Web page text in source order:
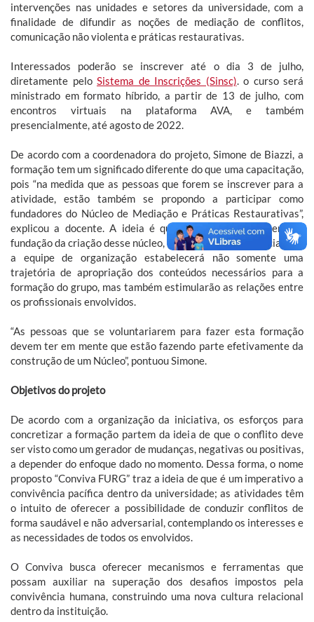
intervenções nas unidades e setores da universidade, com a
finalidade de difundir as noções de mediação de conflitos,
comunicação não violenta e práticas restaurativas.
Interessados poderão se inscrever até o dia 3 de julho,
diretamente pelo Sistema de Inscrições (Sinsc). o curso será
ministrado em formato híbrido, a partir de 13 de julho, com
encontros virtuais na plataforma AVA, e também
presencialmente, até agosto de 2022.
De acordo com a coordenadora do projeto, Simone de Biazzi, a
formação tem um significado diferente do que uma capacitação,
pois “na medida que as pessoas que forem se inscrever para a
atividade, estão também se propondo a participar como
fundadores do Núcleo de Mediação e Práticas Restaurativas”,
explicou a docente. A ideia é que a formação represente a
fundação da criação desse núcleo, uma vez que, com a iniciativa ,
a equipe de organização estabelecerá não somente uma
trajetória de apropriação dos conteúdos necessários para a
formação do grupo, mas também estimularão as relações entre
os profissionais envolvidos.
“As pessoas que se voluntariarem para fazer esta formação
devem ter em mente que estão fazendo parte efetivamente da
construção de um Núcleo”, pontuou Simone.
Objetivos do projeto
De acordo com a organização da iniciativa, os esforços para
concretizar a formação partem da ideia de que o conflito deve
ser visto como um gerador de mudanças, negativas ou positivas,
a depender do enfoque dado no momento. Dessa forma, o nome
proposto “Conviva FURG” traz a ideia de que é um imperativo a
convivência pacífica dentro da universidade; as atividades têm
o intuito de oferecer a possibilidade de conduzir conflitos de
forma saudável e não adversarial, contemplando os interesses e
as necessidades de todos os envolvidos.
O Conviva busca oferecer mecanismos e ferramentas que
possam auxiliar na superação dos desafios impostos pela
convivência humana, construindo uma nova cultura relacional
dentro da instituição.